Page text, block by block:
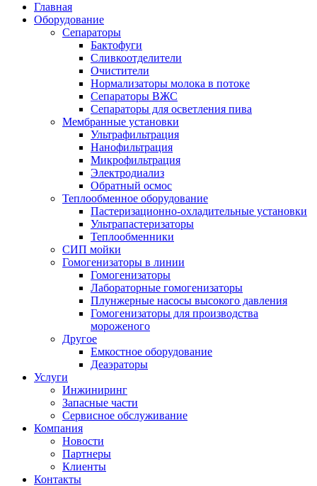
Главная
Оборудование
Сепараторы
Бактофуги
Сливкоотделители
Очистители
Нормализаторы молока в потоке
Сепараторы ВЖС
Сепараторы для осветления пива
Мембранные установки
Ультрафильтрация
Нанофильтрация
Микрофильтрация
Электродиализ
Обратный осмос
Теплообменное оборудование
Пастеризационно-охладительные установки
Ультрапастеризаторы
Теплообменники
СИП мойки
Гомогенизаторы в линии
Гомогенизаторы
Лабораторные гомогенизаторы
Плунжерные насосы высокого давления
Гомогенизаторы для производства
мороженого
Другое
Емкостное оборудование
Деаэраторы
Услуги
Инжиниринг
Запасные части
Сервисное обслуживание
Компания
Новости
Партнеры
Клиенты
Контакты